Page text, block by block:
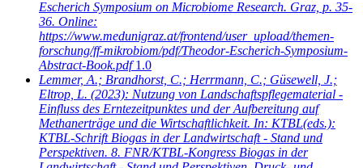
Escherich Symposium on Microbiome Research. Graz, p. 35-
36. Online:
https://www.medunigraz.at/frontend/user_upload/themen-
forschung/ff-mikrobiom/pdf/Theodor-Escherich-Symposium-
Abstract-Book.pdf 1.0
Lemmer, A.; Brandhorst, C.; Herrmann, C.; Güsewell, J.;
Eltrop, L. (2023): Nutzung von Landschaftspflegematerial -
Einfluss des Erntezeitpunktes und der Aufbereitung auf
Methanerträge und die Wirtschaftlichkeit. In: KTBL(eds.):
KTBL-Schrift Biogas in der Landwirtschaft - Stand und
Perspektiven. 8. FNR/KTBL-Kongress Biogas in der